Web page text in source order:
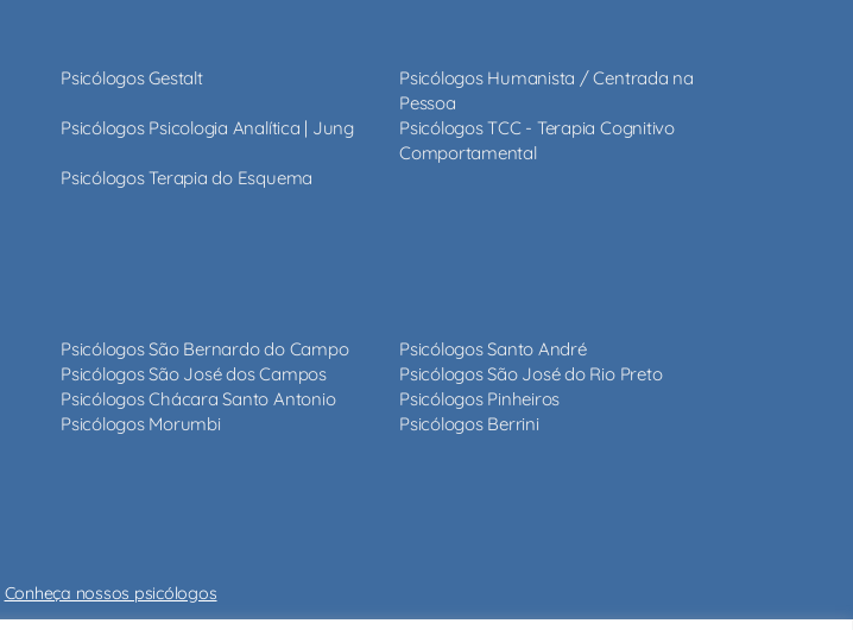
Psicólogos Gestalt
Psicólogos Humanista / Centrada na
Pessoa
Psicólogos Psicologia Analítica | Jung
Psicólogos TCC - Terapia Cognitivo
Comportamental
Psicólogos Terapia do Esquema
Psicólogos São Bernardo do Campo
Psicólogos Santo André
Psicólogos São José dos Campos
Psicólogos São José do Rio Preto
Psicólogos Chácara Santo Antonio
Psicólogos Pinheiros
Psicólogos Morumbi
Psicólogos Berrini
Conheça nossos psicólogos